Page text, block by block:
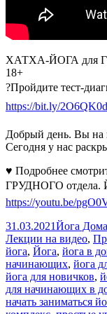
ХАТХА-ЙОГА для
18+
?Пройдите тест-
https://bit.ly/2O6QK0d
Добрый день. Вы на
Сегодня у нас
♥ Подробнее
ГРУДНОГО отдела.
https://youtu.be/
Опубликовано
31.03.2021Автор
Йога
Лекции на видео,
йога, Йога, йога в
начинающих, йога
йога для новичков,
для начинающих в
начать заниматься